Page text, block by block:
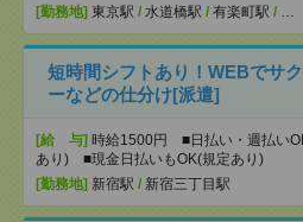
[勤務地] 東京駅 / 水道橋駅 / 有楽町駅 / …
短時間シフトあり！WEBでサ
ーなどの仕分け[派遣]
[給 与] 時給1500円 ■日払い・週払い
あり) ■現金日払いもOK(規定あり)
[勤務地] 新宿駅 / 新宿三丁目駅